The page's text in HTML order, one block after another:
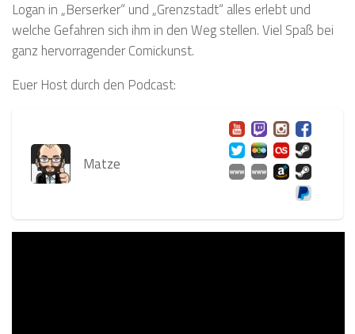
Logan in „Berserker“ und „Grenzstadt“ alles erlebt und
welche Gefahren sich ihm in den Weg stellen. Viel Spaß bei
ganz hervorragender Comickunst.
Euer Host durch den Podcast:
Matze